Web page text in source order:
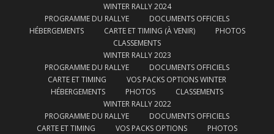
WINTER RALLY 2024
PROGRAMME DU RALLYE
DOCUMENTS OFFICIELS
HÉBERGEMENTS
CARTE ET TIMING (À VENIR)
PHOTOS
CLASSEMENTS
WINTER RALLY 2023
PROGRAMME DU RALLYE
DOCUMENTS OFFICIELS
CARTE ET TIMING
VOS PACKS OPTIONS WINTER
HÉBERGEMENTS
PHOTOS
CLASSEMENTS
WINTER RALLY 2022
PROGRAMME DU RALLYE
DOCUMENTS OFFICIELS
CARTE ET TIMING
VOS PACKS OPTIONS
PHOTOS